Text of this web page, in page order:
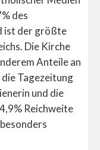
des
ist der größte
Die Kirche
Anteile an
Tagezeitung
und die
Reichweite